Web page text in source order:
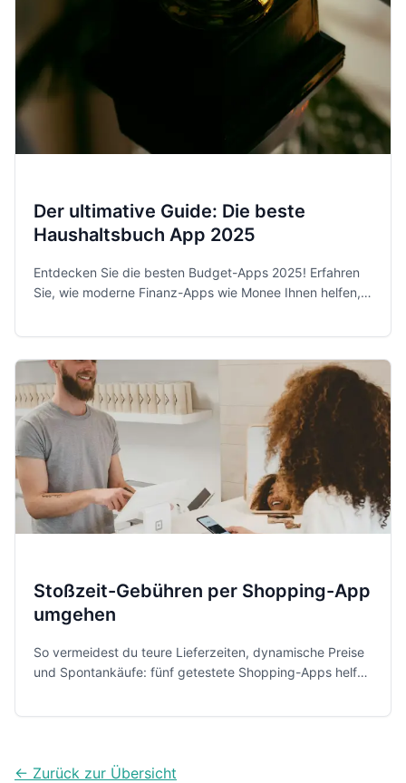
Der ultimative Guide: Die beste
Haushaltsbuch App 2025
Entdecken Sie die besten Budget-Apps 2025! Erfahren
Sie, wie moderne Finanz-Apps wie Monee Ihnen helfen,
Stoßzeit-Gebühren per Shopping-App
umgehen
So vermeidest du teure Lieferzeiten, dynamische Preise
und Spontankäufe: fünf getestete Shopping-Apps helfen
← Zurück zur Übersicht